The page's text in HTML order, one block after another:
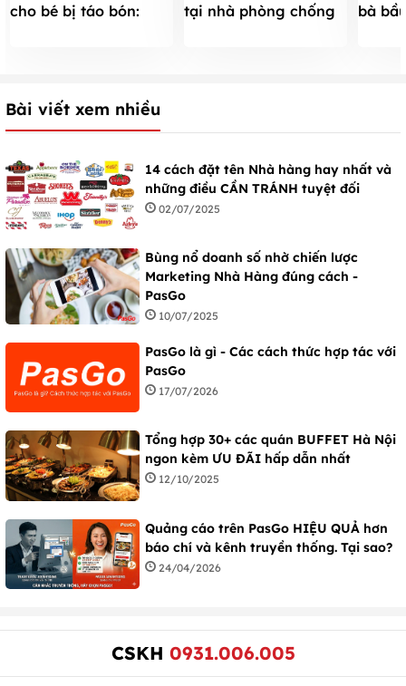
cho bé bị táo bón:
tại nhà phòng chống
bà
Bài viết xem nhiều
14 cách đặt tên Nhà hàng hay nhất và
những điều CẦN TRÁNH tuyệt đối
02/07/2025
Bùng nổ doanh số nhờ chiến lược
Marketing Nhà Hàng đúng cách -
PasGo
10/07/2025
PasGo là gì - Các cách thức hợp tác với
PasGo
17/07/2026
Tổng hợp 30+ các quán BUFFET Hà Nội
ngon kèm ƯU ĐÃI hấp dẫn nhất
12/10/2025
Quảng cáo trên PasGo HIỆU QUẢ hơn
báo chí và kênh truyền thống. Tại sao?
24/04/2026
CSKH 0931.006.005